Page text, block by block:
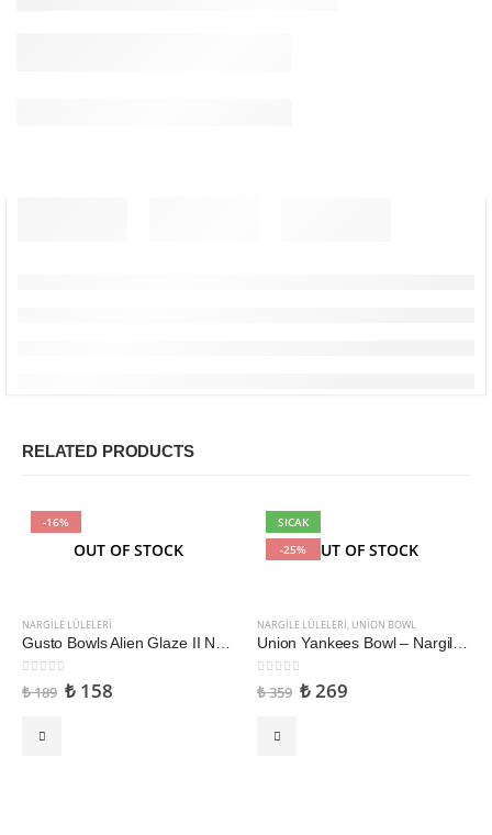
RELATED PRODUCTS
-16%
OUT OF STOCK
NARGILE LÜLELERI
Gusto Bowls Alien Glaze II Nargile Lülesi
0 5 üzerinden
₺189 ₺158
SICAK
-25%
OUT OF STOCK
NARGILE LÜLELERI, UNION BOWL
Union Yankees Bowl – Nargile Lülesi
0 5 üzerinden
₺359 ₺269